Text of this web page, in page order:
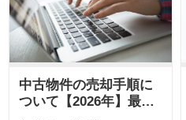
中古物件の売却手順に
ついて【2026年】最新